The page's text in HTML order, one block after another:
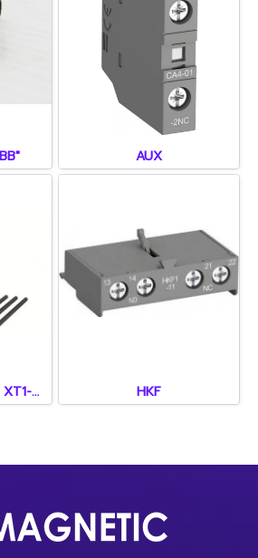
AUX
AUX-C 1Q+1SY 250V XT1-XT4 F/P HKF